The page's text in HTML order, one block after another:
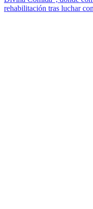
rehabilitación tras luchar